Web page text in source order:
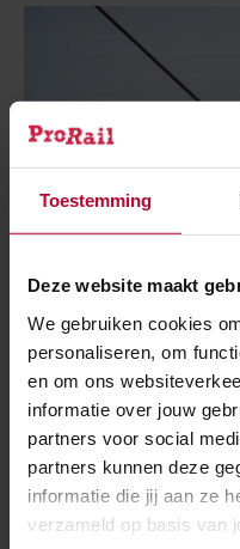
Toestemming
Deze website maakt
We gebruiken cookies
personaliseren, om
en om ons
informatie over jouw
partners voor social
partners kunnen deze
informatie die jij aan ze
verzameld op basis van
Kapotte
en Schiphol
3 augustus 2026